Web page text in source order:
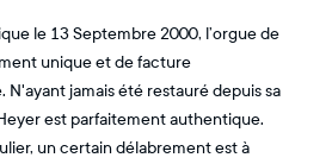
le 13 Septembre 2000, l’orgue de
unique et de facture
jamais été restauré depuis sa
est parfaitement authentique.
un certain délabrement est à